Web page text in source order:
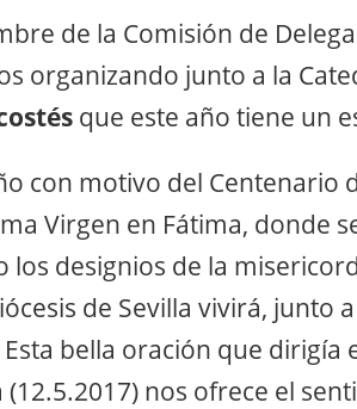
de la Comisión de
organizando junto a la
que este año tiene un
con motivo del Centenario
Virgen en Fátima, donde
los designios de la
de Sevilla vivirá, junto
bella oración que dirigía
(12.5.2017) nos ofrece el